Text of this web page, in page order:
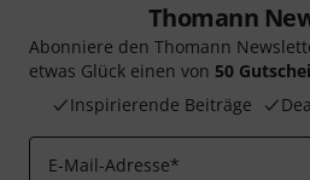
Thomann
Abonniere den Thomann
etwas Glück einen von 50
Inspirierende Beiträge
E-Mail-Adresse*